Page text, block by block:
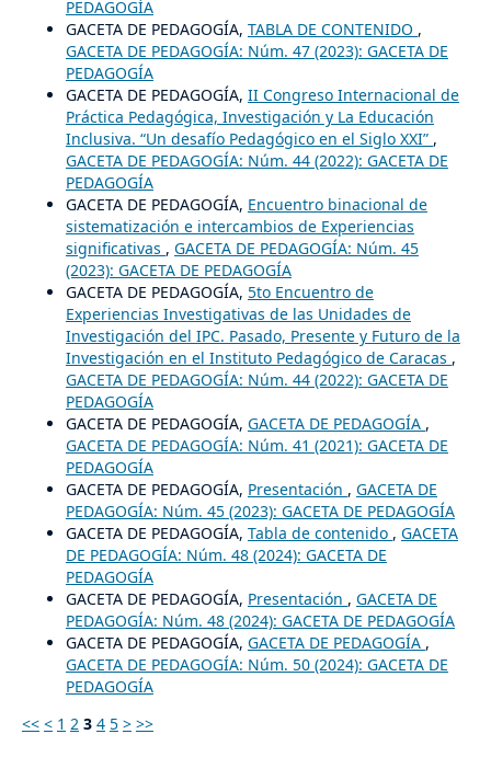
PEDAGOGÍA
GACETA DE PEDAGOGÍA, TABLA DE CONTENIDO ,
GACETA DE PEDAGOGÍA: Núm. 47 (2023): GACETA DE
PEDAGOGÍA
GACETA DE PEDAGOGÍA, II Congreso Internacional de
Práctica Pedagógica, Investigación y La Educación
Inclusiva. “Un desafío Pedagógico en el Siglo XXI” ,
GACETA DE PEDAGOGÍA: Núm. 44 (2022): GACETA DE
PEDAGOGÍA
GACETA DE PEDAGOGÍA, Encuentro binacional de
sistematización e intercambios de Experiencias
significativas , GACETA DE PEDAGOGÍA: Núm. 45
(2023): GACETA DE PEDAGOGÍA
GACETA DE PEDAGOGÍA, 5to Encuentro de
Experiencias Investigativas de las Unidades de
Investigación del IPC. Pasado, Presente y Futuro de la
Investigación en el Instituto Pedagógico de Caracas ,
GACETA DE PEDAGOGÍA: Núm. 44 (2022): GACETA DE
PEDAGOGÍA
GACETA DE PEDAGOGÍA, GACETA DE PEDAGOGÍA ,
GACETA DE PEDAGOGÍA: Núm. 41 (2021): GACETA DE
PEDAGOGÍA
GACETA DE PEDAGOGÍA, Presentación , GACETA DE
PEDAGOGÍA: Núm. 45 (2023): GACETA DE PEDAGOGÍA
GACETA DE PEDAGOGÍA, Tabla de contenido , GACETA
DE PEDAGOGÍA: Núm. 48 (2024): GACETA DE
PEDAGOGÍA
GACETA DE PEDAGOGÍA, Presentación , GACETA DE
PEDAGOGÍA: Núm. 48 (2024): GACETA DE PEDAGOGÍA
GACETA DE PEDAGOGÍA, GACETA DE PEDAGOGÍA ,
GACETA DE PEDAGOGÍA: Núm. 50 (2024): GACETA DE
PEDAGOGÍA
<< < 1 2 3 4 5 > >>